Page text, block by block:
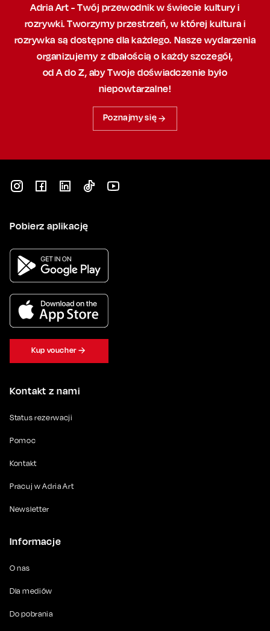
Adria Art - Twój przewodnik w świecie kultury i
rozrywki. Tworzymy przestrzeń,w której kultura i
rozrywka są dostępne dla każdego. Nasze wydarzenia
organizujemy z dbałością o każdy szczegół,
od A do Z, abyTwoje doświadczenie było
niepowtarzalne!
Poznajmy się
Kontakt z nami
Status rezerwacji
Pomoc
Kontakt
Pracuj w Adria Art
Newsletter
Informacje
O nas
Dla mediów
Do pobrania
Pobierz aplikację
Kup voucher